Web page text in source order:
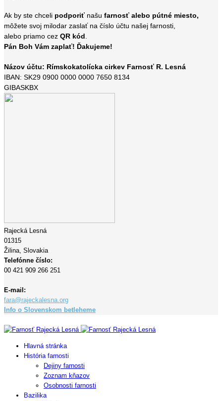
Ak by ste chceli podporiť našu farnosť alebo pútné miesto,
môžete svoj milodar zaslať na číslo účtu našej farnosti,
alebo priamo cez QR kód.
Pán Boh Vám zaplať! Ďakujeme!
Názov účtu: Rímskokatolícka cirkev Farnosť R. Lesná
IBAN: SK29 0900 0000 0000 7650 8134
GIBASKBX
Rajecká Lesná
01315
Žilina, Slovakia
Telefónne číslo:
00 421 909 266 251
E-mail:
fara@rajeckalesna.org
Info o Slovenskom betleheme
Hlavná stránka
História farnosti
Dejiny farnosti
Zoznam kňazov
Osobnosti farnosti
Bazilika